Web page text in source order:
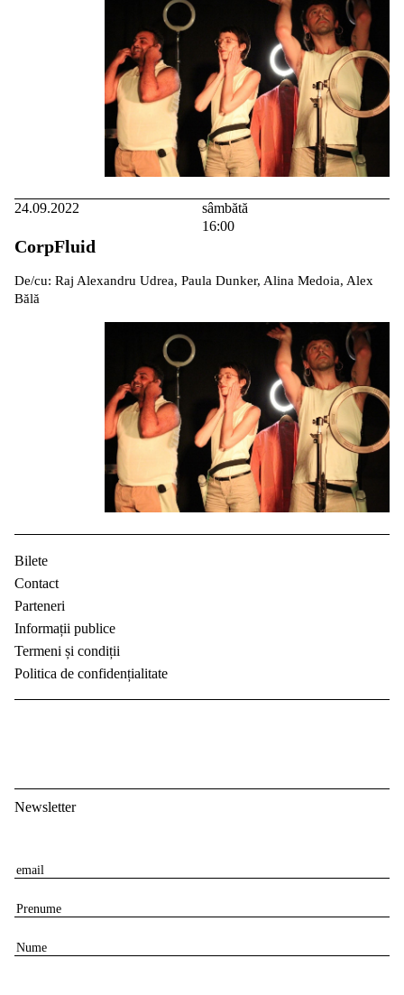
24.09.2022
sâmbătă
16:00
CorpFluid
De/cu: Raj Alexandru Udrea, Paula Dunker, Alina Medoia, Alex
Bălă
Bilete
Contact
Parteneri
Informații publice
Termeni și condiții
Politica de confidențialitate
Newsletter
E
a
i
l
P
eN